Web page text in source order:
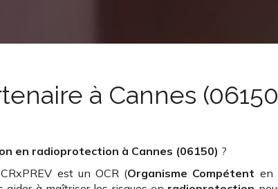
à Cannes
en radioprotection à Cannes (06150) ?
est un OCR (Organisme Compétent en